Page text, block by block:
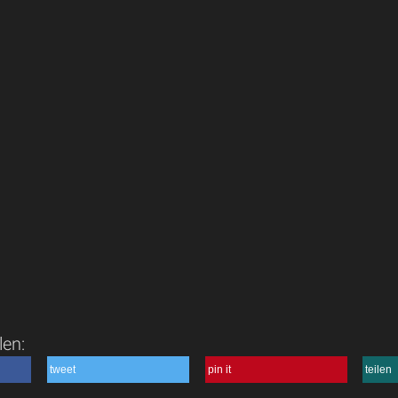
tweet pin it teilen